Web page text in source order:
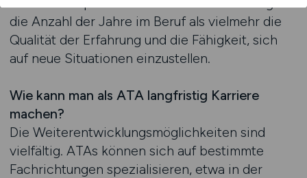
die Anzahl der Jahre im Beruf als vielmehr die
Qualität der Erfahrung und die Fähigkeit, sich
auf neue Situationen einzustellen.
Wie kann man als ATA langfristig Karriere
machen?
Die Weiterentwicklungsmöglichkeiten sind
vielfältig. ATAs können sich auf bestimmte
Fachrichtungen spezialisieren, etwa in der